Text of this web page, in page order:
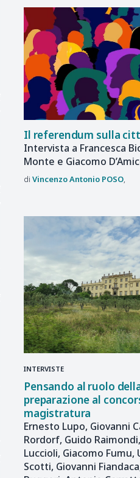
Il referendum sulla
Intervista a Francesca
Monte e Giacomo
Vincenzo Antonio POSO
INTERVISTE
Pensando al ruolo
preparazione al
magistratura
Ernesto Lupo, Giovanni
Rordorf, Guido
Luccioli, Giacomo Fumu,
Scotti, Giovanni